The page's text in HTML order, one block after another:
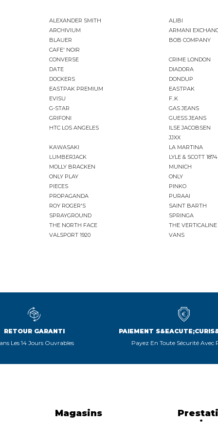
ALEXANDER SMITH
ALIBI
ARCHIVIUM
ARMANI
BLAUER
BOB COMPANY
CAFE' NOIR
CONVERSE
CRIME LONDON
DATE
DIADORA
DOCKERS
DONDUP
EASTPAK PREMIUM
EASTPAK
EVISU
F..K
G-STAR
GAS JEANS
GRIFONI
GUESS JEANS
HTC LOS ANGELES
ILSE JACOBSEN
JJXX
KAWASAKI
LA MARTINA
LUMBERJACK
LYLE & SCOTT 1874
MOLLY BRACKEN
MUNICH
ONLY PLAY
ONLY
PIECES
PINKO
PROPAGANDA
PURAAI
ROY ROGER'S
SAINT BARTH
SPRAYGROUND
SPRINGA
THE NORTH FACE
THE VERTICALINE
VALSPORT 1920 VANS
RETOUR GARANTI
Les 14 Jours Ouvrables
PAIEMENT
Payez En Toute Sécurité Avec
Magasins